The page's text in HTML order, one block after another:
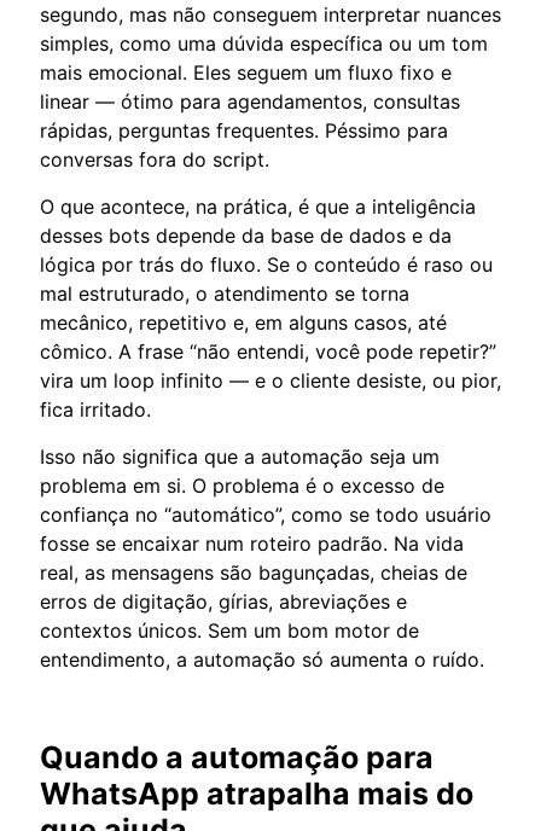
segundo, mas não conseguem interpretar nuances
simples, como uma dúvida específica ou um tom
mais emocional. Eles seguem um fluxo fixo e
linear — ótimo para agendamentos, consultas
rápidas, perguntas frequentes. Péssimo para
conversas fora do script.
O que acontece, na prática, é que a inteligência
desses bots depende da base de dados e da
lógica por trás do fluxo. Se o conteúdo é raso ou
mal estruturado, o atendimento se torna
mecânico, repetitivo e, em alguns casos, até
cômico. A frase “não entendi, você pode repetir?”
vira um loop infinito — e o cliente desiste, ou pior,
fica irritado.
Isso não significa que a automação seja um
problema em si. O problema é o excesso de
confiança no “automático”, como se todo usuário
fosse se encaixar num roteiro padrão. Na vida
real, as mensagens são bagunçadas, cheias de
erros de digitação, gírias, abreviações e
contextos únicos. Sem um bom motor de
entendimento, a automação só aumenta o ruído.
Quando a automação para
WhatsApp atrapalha mais do